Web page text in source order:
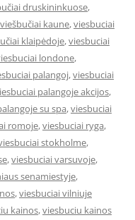
druskininkuose,
viešbučiai kaune,viesbuciai
klaipėdoje,viesbuciai
londone,
palangoj,viesbuciai
palangoje akcijos,
su spa,viesbuciai
romoje,viesbuciai ryga,
stokholme,
,viesbuciai varsuvoje,
senamiestyje,
,viesbuciai vilniuje
kainos,viesbuciu kainos